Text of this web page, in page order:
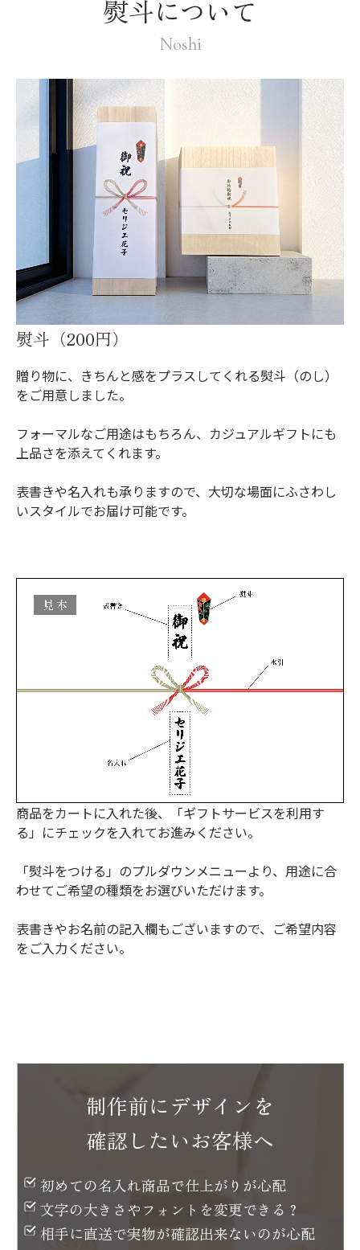
熨斗について
Noshi
熨斗（200円）
贈り物に、きちんと感をプラスしてくれる熨斗（のし）
をご用意しました。
フォーマルなご用途はもちろん、カジュアルギフトにも
上品さを添えてくれます。
表書きや名入れも承りますので、大切な場面にふさわし
いスタイルでお届け可能です。
商品をカートに入れた後、「ギフトサービスを利用す
る」にチェックを入れてお進みください。
「熨斗をつける」のプルダウンメニューより、用途に合
わせてご希望の種類をお選びいただけます。
表書きやお名前の記入欄もございますので、ご希望内容
をご入力ください。
制作前にデザインを
確認したいお客様へ
初めての名入れ商品で仕上がりが心配
文字の大きさやフォントを変更できる？
相手に直送で実物が確認出来ないのが心配